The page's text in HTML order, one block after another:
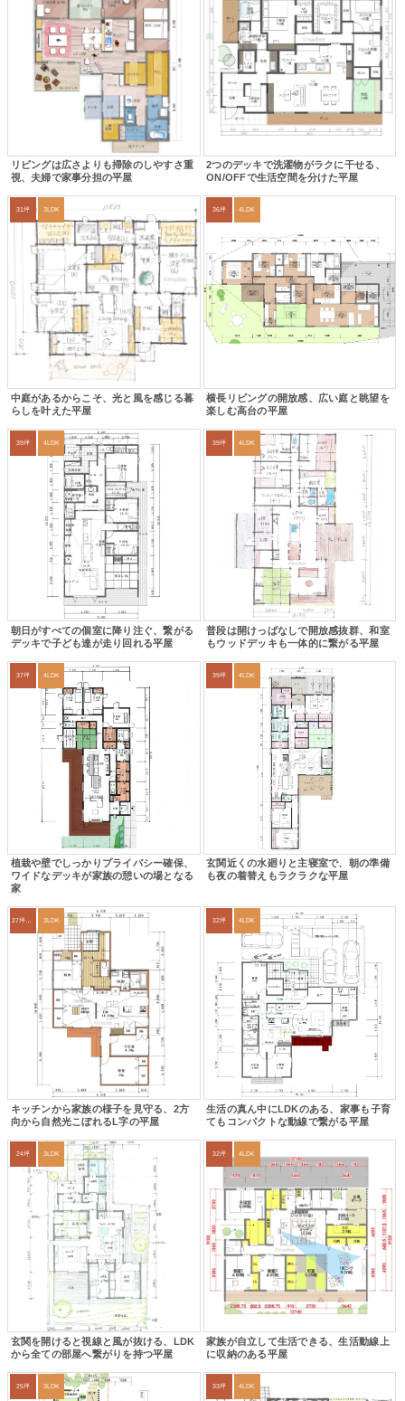
リビングは広さよりも掃除のしやすさ重
視、夫婦で家事分担の平屋
2つのデッキで洗濯物がラクに干せる、
ON/OFFで生活空間を分けた平屋
31坪 3LDK
中庭があるからこそ、光と風を感じる暮
らしを叶えた平屋
36坪 4LDK
横長リビングの開放感、広い庭と眺望を
楽しむ高台の平屋
39坪 4LDK
朝日がすべての個室に降り注ぐ、繋がる
デッキで子ども達が走り回れる平屋
39坪 4LDK
普段は開けっぱなしで開放感抜群、和室
もウッドデッキも一体的に繋がる平屋
37坪 4LDK
植栽や壁でしっかりプライバシー確保、
ワイドなデッキが家族の憩いの場となる
家
39坪 4LDK
玄関近くの水廻りと主寝室で、朝の準備
も夜の着替えもラクラクな平屋
27坪〜30坪 3LDK
キッチンから家族の様子を見守る、2方
向から自然光こぼれるL字の平屋
32坪 4LDK
生活の真ん中にLDKのある、家事も子育
てもコンパクトな動線で繋がる平屋
24坪 3LDK
玄関を開けると視線と風が抜ける、LDK
から全ての部屋へ繋がりを持つ平屋
32坪 4LDK
家族が自立して生活できる、生活動線上
に収納のある平屋
25坪 3LDK 33坪 4LDK